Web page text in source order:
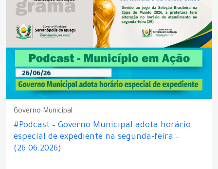
Governo Municipal
#Podcast – Governo Municipal adota horário
especial de expediente na segunda-feira –
(26.06.2026)